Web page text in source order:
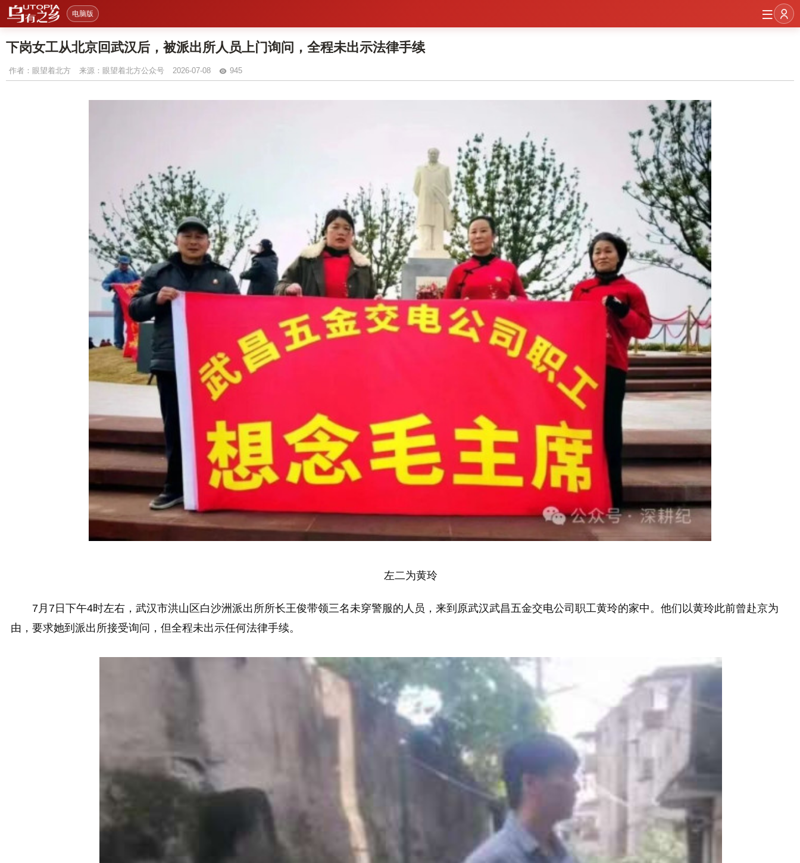
电脑版
下岗女工从北京回武汉后，被派出所人员上门询问，全程未出示法律手续
作者： 眼望着北方 来源：眼望着北方公众号 2026-07-08 945
左二为黄玲
7月7日下午4时左右，武汉市洪山区白沙洲派出所所长王俊带领三名未穿警服的人员，来到原武汉武昌五金交电公司职工黄玲的家中。他们以黄玲此前曾赴京为
由，要求她到派出所接受询问，但全程未出示任何法律手续。